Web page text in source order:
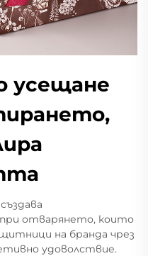
усещане
отварянето, които
на бранда чрез
удоволствие.